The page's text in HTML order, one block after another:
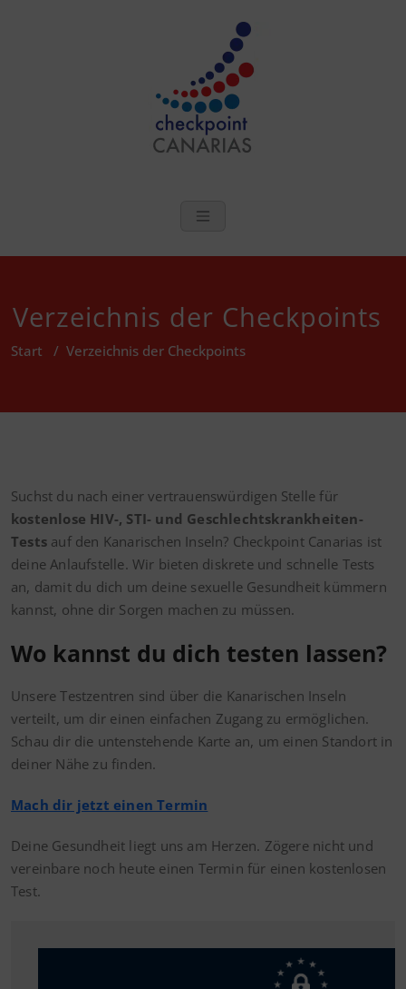
Verzeichnis der Checkpoints
Start / Verzeichnis der Checkpoints
Suchst du nach einer vertrauenswürdigen Stelle für
kostenlose HIV-, STI- und Geschlechtskrankheiten-
Tests auf den Kanarischen Inseln? Checkpoint Canarias ist
deine Anlaufstelle. Wir bieten diskrete und schnelle Tests
an, damit du dich um deine sexuelle Gesundheit kümmern
kannst, ohne dir Sorgen machen zu müssen.
Wo kannst du dich testen lassen?
Unsere Testzentren sind über die Kanarischen Inseln
verteilt, um dir einen einfachen Zugang zu ermöglichen.
Schau dir die untenstehende Karte an, um einen Standort in
deiner Nähe zu finden.
Mach dir jetzt einen Termin
Deine Gesundheit liegt uns am Herzen. Zögere nicht und
vereinbare noch heute einen Termin für einen kostenlosen
Test.